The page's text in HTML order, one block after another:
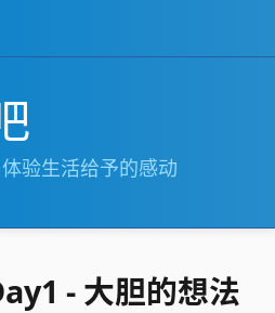
验生活给予的感动
- 大胆的想法